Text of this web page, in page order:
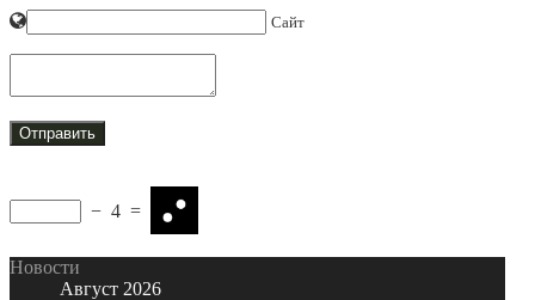
Сайт
− 4 =
Новости
Август 2026